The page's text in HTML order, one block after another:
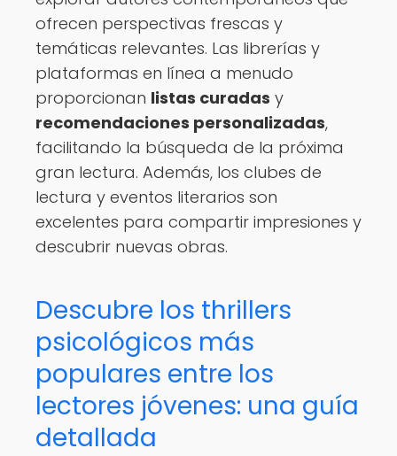
ofrecen perspectivas frescas y
temáticas relevantes. Las librerías y
plataformas en línea a menudo
proporcionan listas curadas y
recomendaciones personalizadas,
facilitando la búsqueda de la próxima
gran lectura. Además, los clubes de
lectura y eventos literarios son
excelentes para compartir impresiones y
descubrir nuevas obras.
Descubre los thrillers
psicológicos más
populares entre los
lectores jóvenes: una guía
detallada